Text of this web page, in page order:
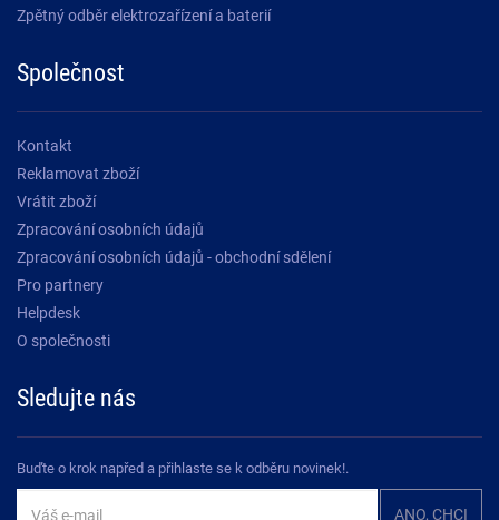
Zpětný odběr elektrozařízení a baterií
Společnost
Kontakt
Reklamovat zboží
Vrátit zboží
Zpracování osobních údajů
Zpracování osobních údajů - obchodní sdělení
Pro partnery
Helpdesk
O společnosti
Sledujte nás
Buďte o krok napřed a přihlaste se k odběru novinek!.